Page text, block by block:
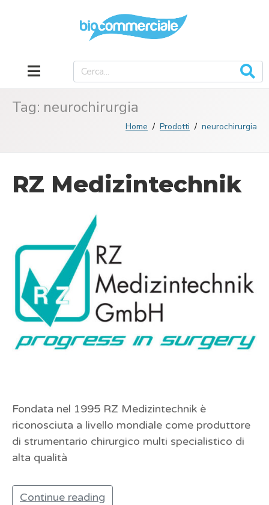
Tag: neurochirurgia
Home Prodotti neurochirurgia
RZ Medizintechnik
Fondata nel 1995 RZ Medizintechnik è
riconosciuta a livello mondiale come produttore
di strumentario chirurgico multi specialistico di
alta qualità
Continue reading